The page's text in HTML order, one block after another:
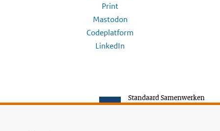
Print
Mastodon
Codeplatform
LinkedIn
Standaard Samenwerken